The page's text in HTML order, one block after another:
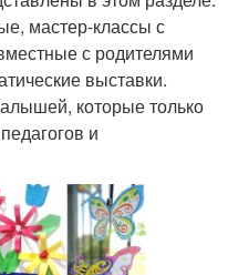
мастер-классы с
с родителями
выставки.
которые только
и